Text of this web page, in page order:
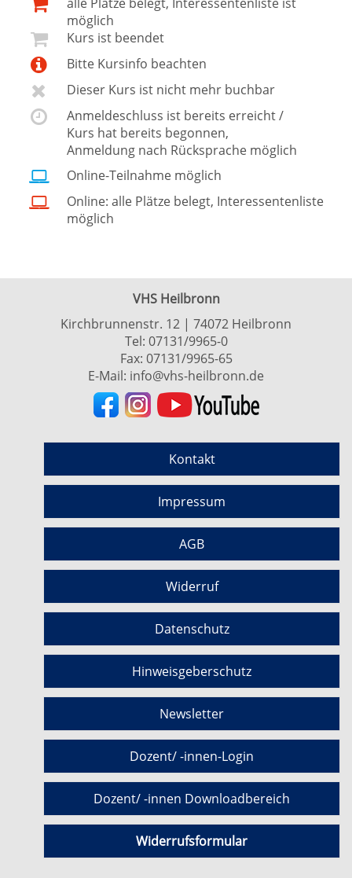
möglich
Kurs ist beendet
Bitte Kursinfo beachten
Dieser Kurs ist nicht mehr buchbar
Anmeldeschluss ist bereits erreicht /
Kurs hat bereits begonnen,
Anmeldung nach Rücksprache möglich
Online-Teilnahme möglich
Online: alle Plätze belegt, Interessentenliste
möglich
VHS Heilbronn
Kirchbrunnenstr. 12 | 74072 Heilbronn
Tel: 07131/9965-0
Fax: 07131/9965-65
E-Mail: info@vhs-heilbronn.de
Kontakt
Impressum
AGB
Widerruf
Datenschutz
Hinweisgeberschutz
Newsletter
Dozent/ -innen-Login
Dozent/ -innen Downloadbereich
Widerrufsformular